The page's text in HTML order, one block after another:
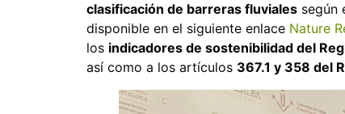
clasificación de barreras fluviales según
disponible en el siguiente enlace Nature
los indicadores de sostenibilidad del
así como a los artículos 367.1 y 358 del